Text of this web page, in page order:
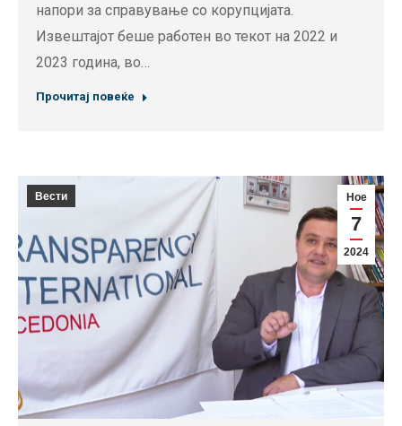
напори за справување со корупцијата.
Извештајот беше работен во текот на 2022 и
2023 година, во…
Прочитај повеќе
Ное
7
2024
Вести